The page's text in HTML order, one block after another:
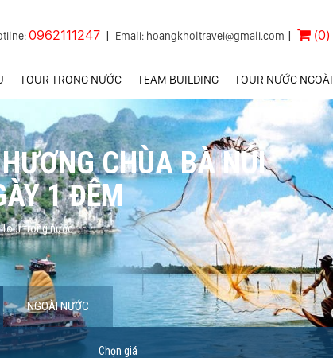
0962111247 Email: hoangkhoitravel@gmail.com (0)
TOUR TRONG NƯỚC TEAM BUILDING TOUR NƯỚC NGOÀI
CHÙA BÀ NÚI
1 ĐÊM
Tour trong nước
NGOÀI NƯỚC
Chọn giá